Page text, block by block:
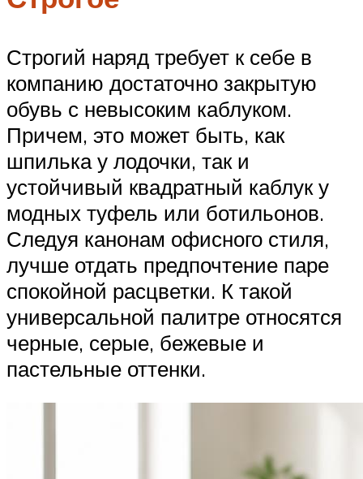
Строгий наряд требует к себе в
компанию достаточно закрытую
обувь с невысоким каблуком.
Причем, это может быть, как
шпилька у лодочки, так и
устойчивый квадратный каблук у
модных туфель или ботильонов.
Следуя канонам офисного стиля,
лучше отдать предпочтение паре
спокойной расцветки. К такой
универсальной палитре относятся
черные, серые, бежевые и
пастельные оттенки.